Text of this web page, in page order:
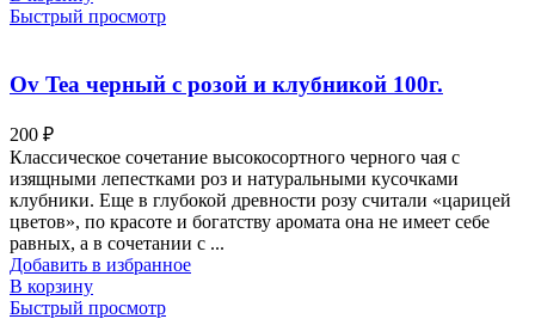
Быстрый просмотр
Ov Tea черный с розой и клубникой 100г.
200 ₽
Классическое сочетание высокосортного черного чая с
изящными лепестками роз и натуральными кусочками
клубники. Еще в глубокой древности розу считали «царицей
цветов», по красоте и богатству аромата она не имеет себе
равных, а в сочетании с ...
Добавить в избранное
В корзину
Быстрый просмотр